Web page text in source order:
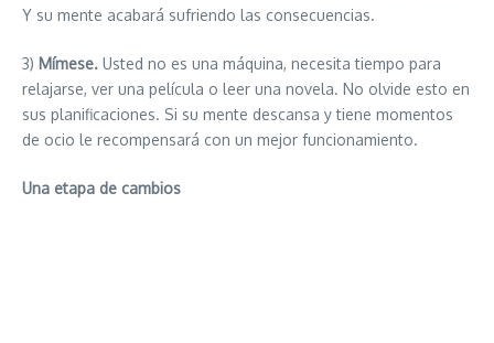
Y su mente acabará sufriendo las consecuencias.
3) Mímese. Usted no es una máquina, necesita tiempo para
relajarse, ver una película o leer una novela. No olvide esto en
sus planificaciones. Si su mente descansa y tiene momentos
de ocio le recompensará con un mejor funcionamiento.
Una etapa de cambios